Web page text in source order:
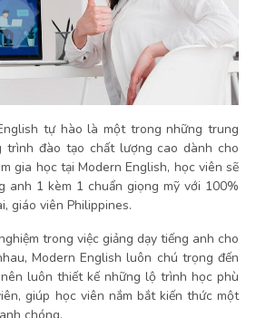
tự hào là một trong những trung
trình đào tạo chất lượng cao dành cho
gia học tại Modern English, học viên sẽ
anh 1 kèm 1 chuẩn giọng mỹ với 100%
giáo viên Philippines.
trong việc giảng dạy tiếng anh cho
Modern English luôn chú trọng đến
luôn thiết kế những lộ trình học phù
giúp học viên nắm bắt kiến thức một